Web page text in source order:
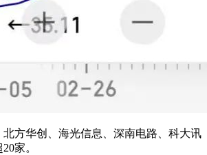
北方华创、海光信息、深南电路、科大讯
家。